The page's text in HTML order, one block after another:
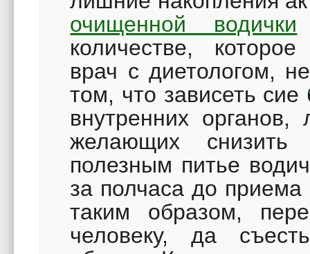
очищенной водички
количестве,
врач с диетологом,
том, что зависеть сие
внутренних
желающих снизить
полезным питье
за полчаса до
таким образом,
человеку, да